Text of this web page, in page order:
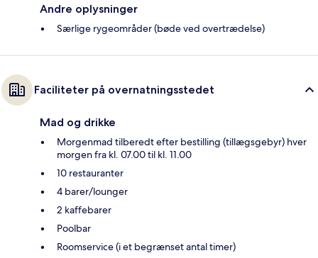
Andre oplysninger
Særlige rygeområder (bøde ved overtrædelse)
Faciliteter på overnatningsstedet
Mad og drikke
Morgenmad tilberedt efter bestilling (tillægsgebyr) hver
morgen fra kl. 07.00 til kl. 11.00
10 restauranter
4 barer/lounger
2 kaffebarer
Poolbar
Roomservice (i et begrænset antal timer)